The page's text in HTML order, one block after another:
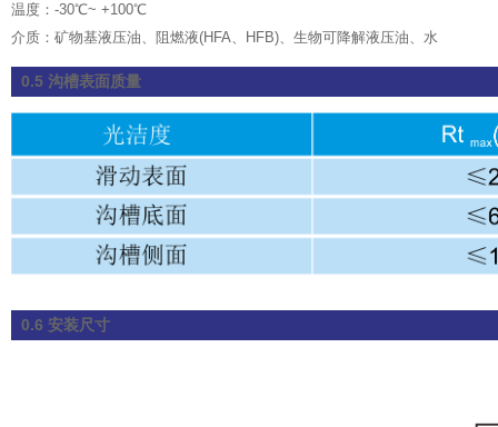
温度：-30℃~ +100℃
介质：矿物基液压油、阻燃液(HFA、HFB)、生物可降解液压油、水
0.5 沟槽表面质量
0.6 安装尺寸